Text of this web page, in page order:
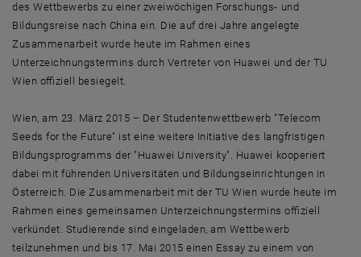
des Wettbewerbs zu einer zweiwöchigen Forschungs- und
Bildungsreise nach China ein. Die auf drei Jahre angelegte
Zusammenarbeit wurde heute im Rahmen eines
Unterzeichnungstermins durch Vertreter von Huawei und der TU
Wien offiziell besiegelt.
Wien, am 23. März 2015 – Der Studentenwettbewerb "Telecom
Seeds for the Future" ist eine weitere Initiative des langfristigen
Bildungsprogramms der "Huawei University". Huawei kooperiert
dabei mit führenden Universitäten und Bildungseinrichtungen in
Österreich. Die Zusammenarbeit mit der TU Wien wurde heute im
Rahmen eines gemeinsamen Unterzeichnungstermins offiziell
verkündet. Studierende sind eingeladen, am Wettbewerb
teilzunehmen und bis 17. Mai 2015 einen Essay zu einem von